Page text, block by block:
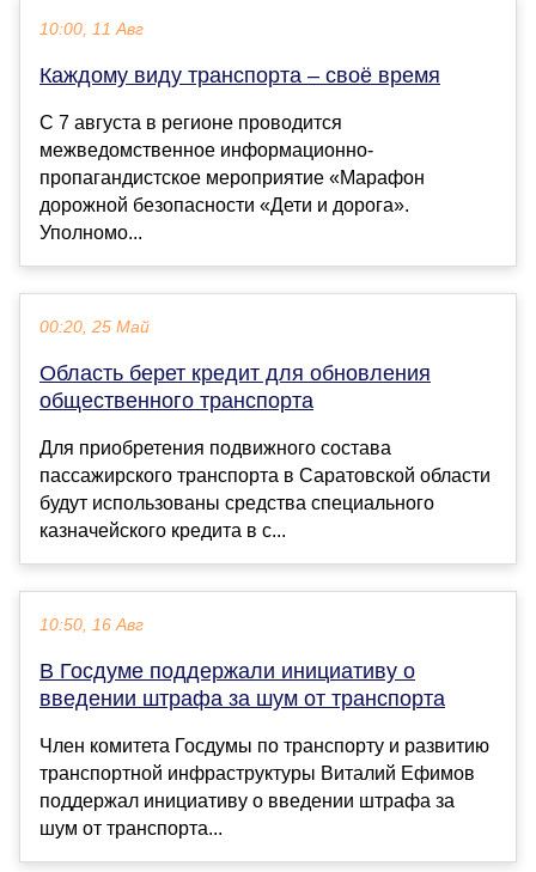
10:00, 11 Авг
Каждому виду транспорта – своё время
С 7 августа в регионе проводится
межведомственное информационно-
пропагандистское мероприятие «Марафон
дорожной безопасности «Дети и дорога».
Уполномо...
00:20, 25 Май
Область берет кредит для обновления
общественного транспорта
Для приобретения подвижного состава
пассажирского транспорта в Саратовской области
будут использованы средства специального
казначейского кредита в с...
10:50, 16 Авг
В Госдуме поддержали инициативу о
введении штрафа за шум от транспорта
Член комитета Госдумы по транспорту и развитию
транспортной инфраструктуры Виталий Ефимов
поддержал инициативу о введении штрафа за
шум от транспорта...